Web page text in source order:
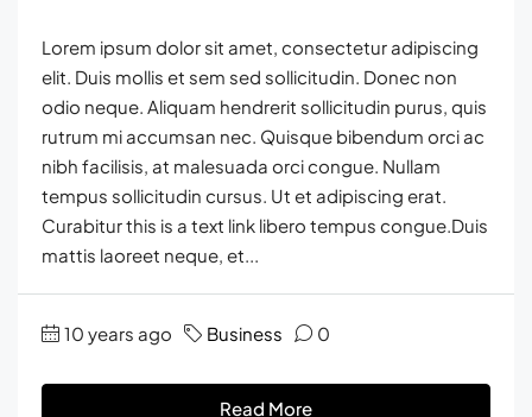
Lorem ipsum dolor sit amet, consectetur adipiscing
elit. Duis mollis et sem sed sollicitudin. Donec non
odio neque. Aliquam hendrerit sollicitudin purus, quis
rutrum mi accumsan nec. Quisque bibendum orci ac
nibh facilisis, at malesuada orci congue. Nullam
tempus sollicitudin cursus. Ut et adipiscing erat.
Curabitur this is a text link libero tempus congue.Duis
mattis laoreet neque, et...
10 years ago Business 0
Read More